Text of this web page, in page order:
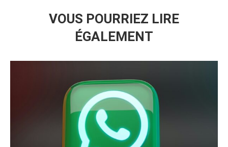
VOUS POURRIEZ LIRE
ÉGALEMENT